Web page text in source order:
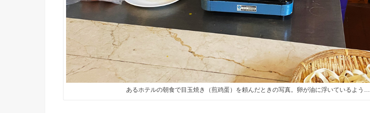
あるホテルの朝食で目玉焼き（煎鸡蛋）を頼んだときの写真。卵が油に浮いているよう…